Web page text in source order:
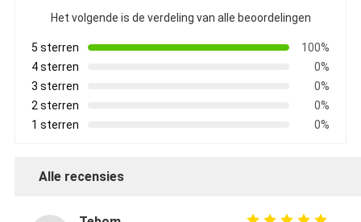
Het volgende is de verdeling van alle beoordelingen
5 sterren
100%
4 sterren
0%
3 sterren
0%
2 sterren
0%
1 sterren
0%
Alle recensies